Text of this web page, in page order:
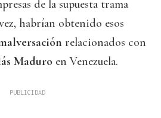
de la supuesta trama
habrían obtenido esos
relacionados con
Maduro en Venezuela.